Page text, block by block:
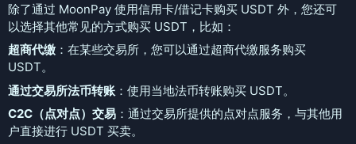
除了通过 MoonPay 使用信用卡/借记卡购买 USDT 外，您还可
以选择其他常见的方式购买 USDT，比如：
超商代缴 ：在某些交易所，您可以通过超商代缴服务购买
USDT。
通过交易所法币转账 ：使用当地法币转账购买 USDT。
C2C（点对点）交易 ：通过交易所提供的点对点服务，与其他用
户直接进行 USDT 买卖。